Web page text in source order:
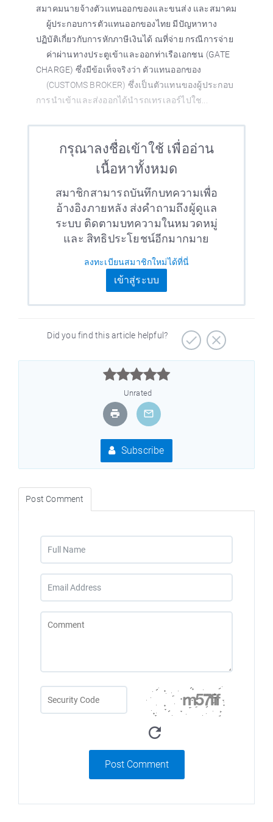
สมาคมนายจ้างตัวแทนออกของและขนส่ง และสมาคม
ผู้ประกอบการตัวแทนออกของไทย มีปัญหาทาง
ปฏิบัติเกี่ยวกับการหักภาษีเงินได้ ณที่จ่าย กรณีการจ่าย
ค่าผ่านทางประตูเข้าและออกท่าเรือเอกชน (GATE
CHARGE) ซึ่งมีข้อเท็จจริงว่า ตัวแทนออกของ
(CUSTOMS BROKER) ซึ่งเป็นตัวแทนของผู้ประกอบ
การนำเข้าและส่งออกได้นำรถเทรเลอร์ไปใช...
กรุณาลงชื่อเข้าใช้ เพื่ออ่าน
เนื้อหาทั้งหมด
สมาชิกสามารถบันทึกบทความเพื่อ
อ้างอิงภายหลัง ส่งคำถามถึงผู้ดูแล
ระบบ ติดตามบทความในหมวดหมู่
และ สิทธิประโยชน์อีกมากมาย
ลงทะเบียนสมาชิกใหม่ได้ที่นี่
เข้าสู่ระบบ
Did you find this article helpful?



Unrated
Subscribe
Post Comment
Post Comment